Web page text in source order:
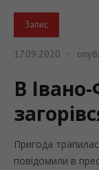
Запис
17.09.2020
В
Пригода
повідомили в